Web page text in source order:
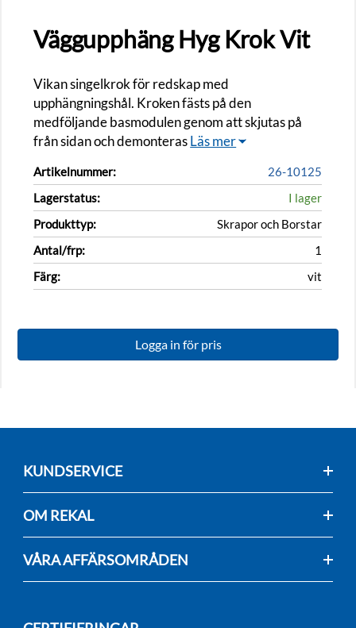
Väggupphäng Hyg Krok Vit
Vikan singelkrok för redskap med
upphängningshål. Kroken fästs på den
medföljande basmodulen genom att skjutas på
från sidan och demonterasLäs mer
Artikelnummer:
26-10125
Lagerstatus:
I lager
Produkttyp:
Skrapor och Borstar
Antal/frp:
1
Färg:
vit
Logga in för pris
KUNDSERVICE
OM REKAL
VÅRA AFFÄRSOMRÅDEN